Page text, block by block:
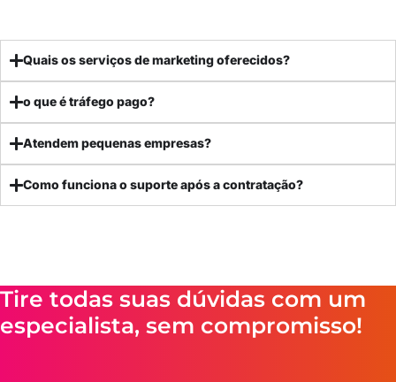
Quais os serviços de marketing oferecidos?
o que é tráfego pago?
Atendem pequenas empresas?
Como funciona o suporte após a contratação?
Tire todas suas dúvidas com um
especialista, sem compromisso!